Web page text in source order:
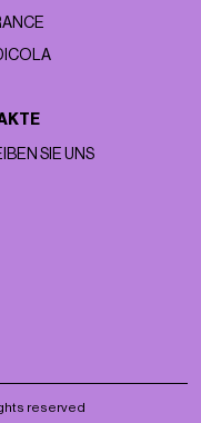
SIE UNS
reserved